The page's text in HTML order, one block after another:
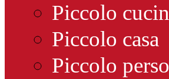
Piccolo
Piccolo casa
Piccolo